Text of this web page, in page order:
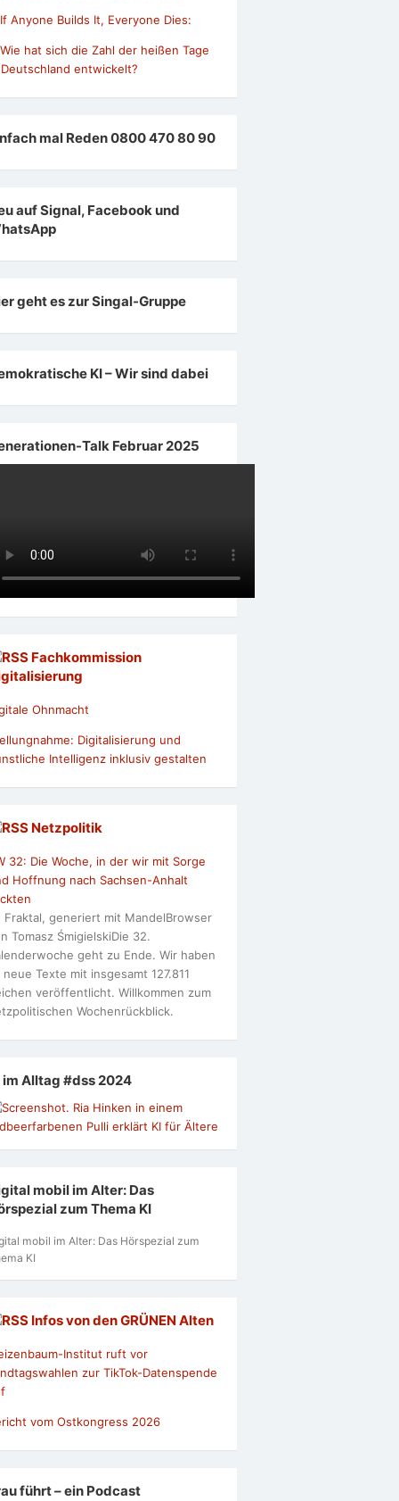
If Anyone Builds It, Everyone Dies:
Wie hat sich die Zahl der heißen Tage
entwickelt?
mal Reden 0800 470 80 90
auf Signal, Facebook und
geht es zur Singal-Gruppe
KI – Wir sind dabei
Talk Februar 2025
Fachkommission
Ohnmacht
Digitalisierung und
Intelligenz inklusiv gestalten
Netzpolitik
32: Die Woche, in der wir mit Sorge
Hoffnung nach Sachsen-Anhalt
Fraktal, generiert mit MandelBrowser
Tomasz ŚmigielskiDie 32.
geht zu Ende. Wir haben
neue Texte mit insgesamt 127.811
veröffentlicht. Willkommen zum
Wochenrückblick.
im Alltag #dss 2024
mobil im Alter: Das
zum Thema KI
mobil im Alter: Das Hörspezial zum
KI
Infos von den GRÜNEN Alten
Institut ruft vor
zur TikTok-Datenspende
vom Ostkongress 2026
führt – ein Podcast